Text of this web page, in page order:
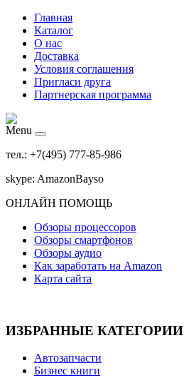
Главная
Каталог
О нас
Доставка
Условия соглашения
Пригласи друга
Партнерская программа
Menu
тел.: +7(495) 777-85-986
skype: AmazonBayso
ОНЛАЙН ПОМОЩЬ
Обзоры процессоров
Обзоры смартфонов
Обзоры аудио
Как заработать на Amazon
Карта сайта
ИЗБРАННЫЕ КАТЕГОРИИ
Автозапчасти
Бизнес книги